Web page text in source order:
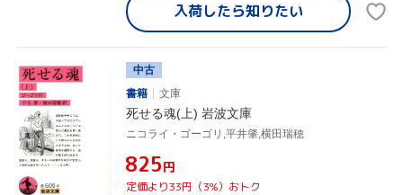
入荷したら知りたい
中古
書籍
文庫
死せる魂(上) 岩波文庫
ニコライ・ゴーゴリ,平井肇,横田瑞穂
¥825円
定価より33円（3%）おトク